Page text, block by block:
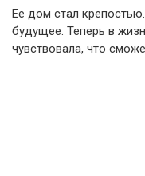
Ее дом стал
будущее. Теперь в
чувствовала, что